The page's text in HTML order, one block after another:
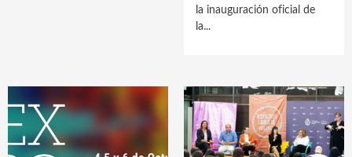
la inauguración oficial de
la...